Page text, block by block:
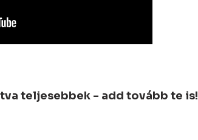
teljesebbek - add tovább te is!